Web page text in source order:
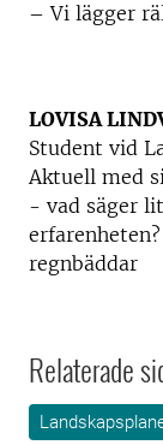
– Vi lägger
LOVISA
Student vid
Aktuell med
- vad säger
regnbäddar
Relaterade